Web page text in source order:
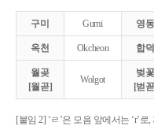
구미 Gumi 영동
옥천 Okcheon 합덕
월곶
[월곧]
Wolgot
벚꽃
[벋
[붙임 2] ‘ㄹ’은 모음 앞에서는 ‘r’